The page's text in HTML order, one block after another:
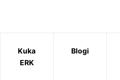
Kuka
ERK
Blogi